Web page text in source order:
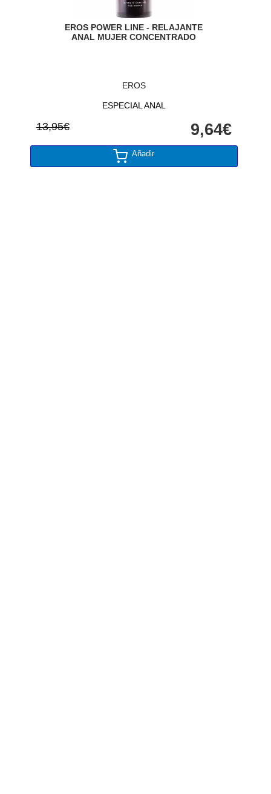
EROS POWER LINE - RELAJANTE
ANAL MUJER CONCENTRADO
EROS
ESPECIAL ANAL
13,95€ 9,64€
Añadir